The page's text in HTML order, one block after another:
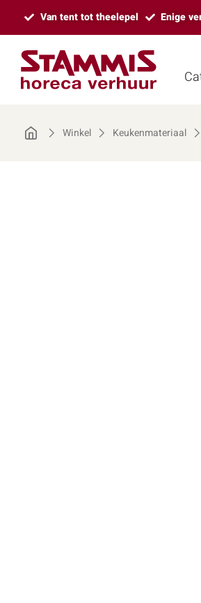
Van tent tot theelepel Enige
Winkel Keukenmateriaal